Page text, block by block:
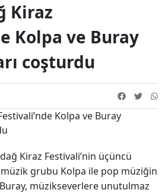
Kiraz
Kolpa ve Buray
coşturdu
Kiraz Festivali’nin üçüncü
grubu Kolpa ile pop müziğin
müzikseverlere unutulmaz